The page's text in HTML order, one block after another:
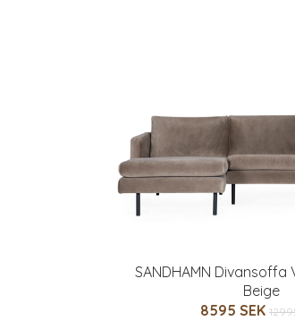
SANDHAMN Divansoffa
Beige
8595 SEK